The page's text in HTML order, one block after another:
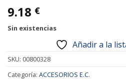
9.18 €
Sin existencias
Añadir a la
SKU: 00800328
Categoría: ACCESORIOS E.C.